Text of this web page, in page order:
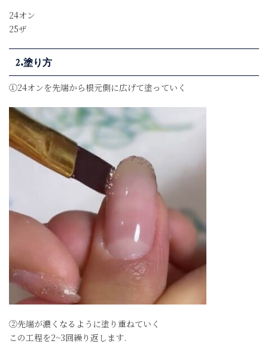
24オン
25ザ
2.塗り方
①24オンを先端から根元側に広げて塗っていく
②先端が濃くなるように塗り重ねていく
この工程を2~3回繰り返します.